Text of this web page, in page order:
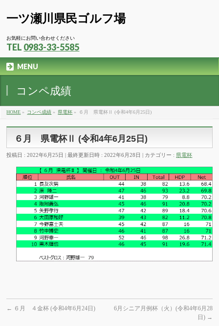
一ツ瀬川県民ゴルフ場
お気軽にお問い合わせください
TEL 0983-33-5585
MENU
コンペ成績
HOME » コンペ成績 » 県電杯 » ６月 県電杯Ⅱ (令和4年6月25日)
６月 県電杯Ⅱ (令和4年6月25日)
投稿日 : 2022年6月25日 最終更新日時 : 2022年6月28日 カテゴリー : 県電杯
← ６月 ４金杯 (令和4年6月24日)
6月シニア月例杯（火）(令和4年6月28
日) →